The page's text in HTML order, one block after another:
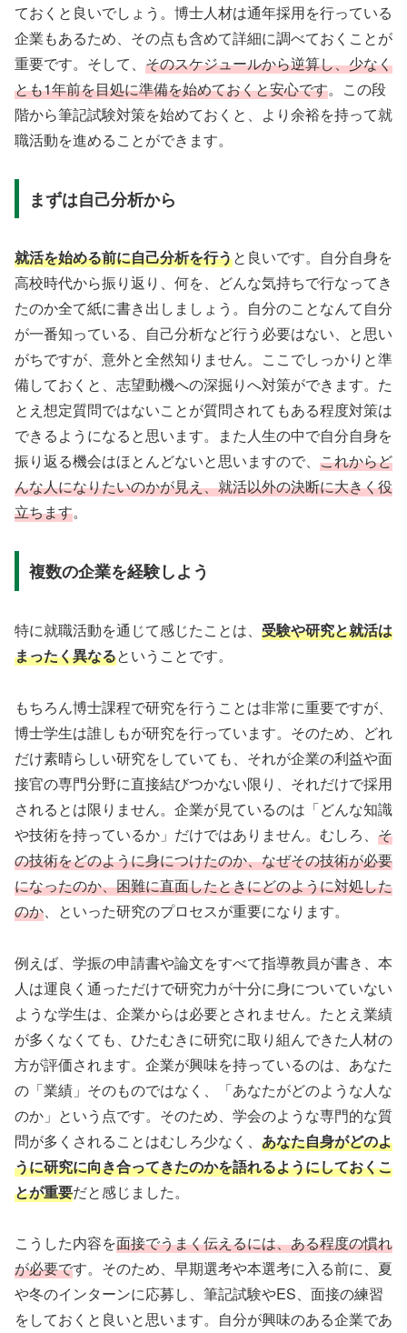
ておくと良いでしょう。博士人材は通年採用を行っている
企業もあるため、その点も含めて詳細に調べておくことが
重要です。そして、 そのスケジュールから逆算し、少なく
とも1年前を目処に準備を始めておくと安心です。この段
階から筆記試験対策を始めておくと、より余裕を持って就
職活動を進めることができます。
まずは自己分析から
就活を始める前に自己分析を行うと良いです。自分自身を
高校時代から振り返り、何を、どんな気持ちで行なってき
たのか全て紙に書き出しましょう。自分のことなんて自分
が一番知っている、自己分析など行う必要はない、と思い
がちですが、意外と全然知りません。ここでしっかりと準
備しておくと、志望動機への深掘りへ対策ができます。た
とえ想定質問ではないことが質問されてもある程度対策は
できるようになると思います。また人生の中で自分自身を
振り返る機会はほとんどないと思いますので、 これからど
んな人になりたいのかが見え、就活以外の決断に大きく役
立ちます。
複数の企業を経験しよう
特に就職活動を通じて感じたことは、 受験や研究と就活は
まったく異なるということです。
もちろん博士課程で研究を行うことは非常に重要ですが、
博士学生は誰しもが研究を行っています。そのため、どれ
だけ素晴らしい研究をしていても、それが企業の利益や面
接官の専門分野に直接結びつかない限り、それだけで採用
されるとは限りません。企業が見ているのは「どんな知識
や技術を持っているか」だけではありません。むしろ、 そ
の技術をどのように身につけたのか、なぜその技術が必要
になったのか、困難に直面したときにどのように対処した
のか、といった研究のプロセスが重要になります。
例えば、学振の申請書や論文をすべて指導教員が書き、本
人は運良く通っただけで研究力が十分に身についていない
ような学生は、企業からは必要とされません。たとえ業績
が多くなくても、ひたむきに研究に取り組んできた人材の
方が評価されます。企業が興味を持っているのは、あなた
の「業績」そのものではなく、「あなたがどのような人な
のか」という点です。そのため、学会のような専門的な質
問が多くされることはむしろ少なく、 あなた自身がどのよ
うに研究に向き合ってきたのかを語れるようにしておくこ
とが重要だと感じました。
こうした内容を面接でうまく伝えるには、ある程度の慣れ
が必要です。そのため、早期選考や本選考に入る前に、夏
や冬のインターンに応募し、筆記試験やES、面接の練習
をしておくと良いと思います。自分が興味のある企業であ